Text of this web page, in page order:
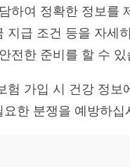
하여 정확한 정보를
지급 조건 등을 자세
전한 준비를 할 수 있
험 가입 시 건강 정
한 분쟁을 예방하십